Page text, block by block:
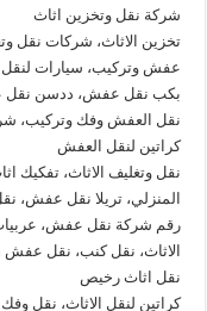
شركة نقل وتخزين اثاث
تخزين الاثاث، شركات نقل
عفش وتركيب، سيارات
بكب نقل عفش، ددسن
نقل العفش وفك وتركيب،
كراتين لنقل العفش
نقل وتغليف الاثاث، تفكيك
المنزلي، تريلا نقل عفش،
رقم شركة نقل عفش،
الاثاث، نقل كنب، نقل
نقل اثاث رخيص
كراتين لنقل الاثاث، نقل